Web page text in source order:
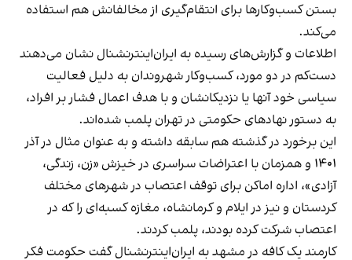
بستن کسب‌وکارها برای انتقام‌گیری از مخالفانش هم استفاده
می‌کند.
اطلاعات و گزارش‌های رسیده به ایران‌اینترنشنال نشان می‌دهند
دست‌کم در دو مورد، کسب‌وکار شهروندان به دلیل فعالیت
سیاسی خود آنها یا نزدیکانشان و با هدف اعمال فشار بر افراد،
به دستور نهادهای حکومتی در تهران پلمب شده‌اند.
این برخورد در گذشته هم سابقه داشته و به عنوان مثال در آذر
۱۴۰۱ و همزمان با اعتراضات سراسری در خیزش «زن، زندگی،
آزادی»، اداره اماکن برای توقف اعتصاب در شهرهای مختلف
کردستان و نیز در ایلام و کرمانشاه، مغازه کسبه‌ای را که در
اعتصاب شرکت کرده بودند، پلمب کردند.
کارمند یک کافه در مشهد به ایران‌اینترنشنال گفت حکومت فکر